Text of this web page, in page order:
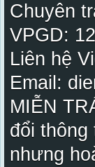
Chuyên
VPGD:
Liên hệ
Email:
MIỄN
đổi thông
nhưng